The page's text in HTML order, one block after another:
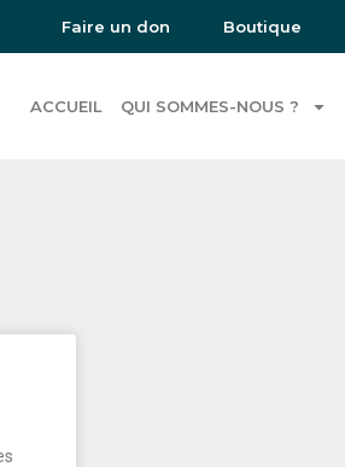
Faire un don Boutique
ACCUEIL QUI SOMMES-NOUS ?